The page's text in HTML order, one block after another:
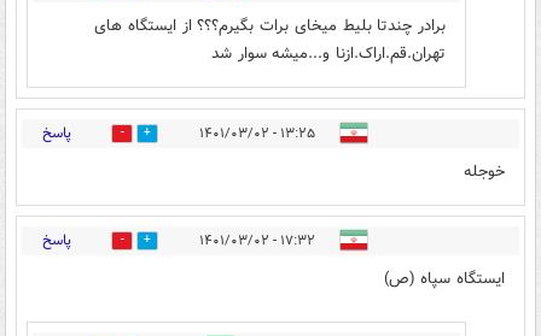
برادر چندتا بلیط میخای برات بگیرم؟؟؟ از ایستگاه های
تهران.قم.اراک.ازنا و...میشه سوار شد
۱۳:۲۵ - ۱۴۰۱/۰۳/۰۲ 0 پاسخ
خوجله
۱۷:۳۲ - ۱۴۰۱/۰۳/۰۲ 0 پاسخ
ایستگاه سپاه (ص)